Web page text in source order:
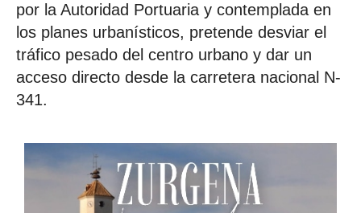
por la Autoridad Portuaria y contemplada en
los planes urbanísticos, pretende desviar el
tráfico pesado del centro urbano y dar un
acceso directo desde la carretera nacional N-
341.